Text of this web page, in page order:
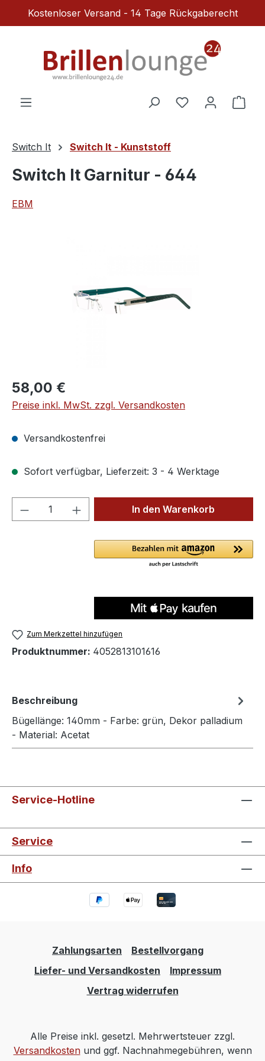
Zum Hauptinhalt springen
Kostenloser Versand - 14 Tage Rückgaberecht
Du hast 0
Switch It Switch It - Kunststoff
Switch It Garnitur - 644
EBM
Regulärer Preis:
58,00 €
Preise inkl. MwSt. zzgl. Versandkosten
Versandkostenfrei
Sofort verfügbar, Lieferzeit: 3 - 4 Werktage
Produkt Anzahl: Gib denIn den Warenkorb
Zum Merkzettel hinzufügen
Produktnummer: 4052813101616
Beschreibung
Bügellänge: 140mm - Farbe: grün, Dekor palladium
- Material: Acetat
Service-Hotline
Service
Info
Zahlungsarten
Bestellvorgang
Liefer- und Versandkosten
Impressum
Vertrag widerrufen
Alle Preise inkl. gesetzl. Mehrwertsteuer zzgl.
Versandkostenund ggf. Nachnahmegebühren, wenn